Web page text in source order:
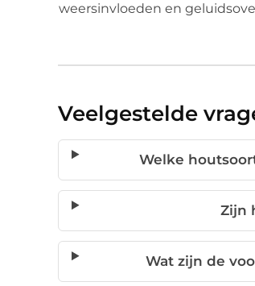
weersinvloeden en
Veelgestelde
Welke
Zijn
Wat zijn de